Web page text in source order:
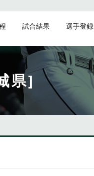
試合結果 選手登録
県]